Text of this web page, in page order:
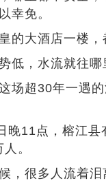
幸免。
大酒店一楼，
，水流就往哪
超30年一遇的
11点，榕江县
。
很多人流着泪